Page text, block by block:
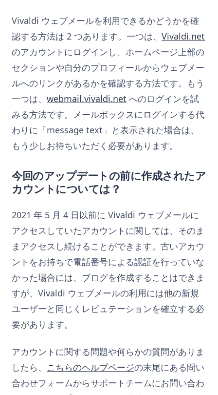
Vivaldi ウェブメールを利用できるかどうかを確
認する方法は 2 つあります。一つは、 Vivaldi.net
のアカウントにログインし、ホームページ上部の
セクションや自分のプロフィールからウェブメー
ルへのリンクがあるかを確認する方法です。もう
一つは、 webmail.vivaldi.net へのログインを試
みる方法です。メールボックスにログインする代
わりに「message text」と表示された場合は、
もう少しお待ちいただく必要があります。
今回のアップデートの前に作成されたア
カウントについては？
2021 年 5 月 4 日以前に Vivaldi ウェブメールに
アクセスしていたアカウントに関しては、そのま
まアクセスし続けることができます。古いアカウ
ントをお持ちで電話番号による認証を行っていな
かった場合には、ブログを作成することはできま
すが、Vivaldi ウェブメールの利用には他の新規
ユーザーと同じくレピュテーションを確立する必
要があります。
アカウントに関する問題や何らかの質問がありま
したら、 こちらのヘルプページの末尾にある問い
合わせフォームからサポートチームにお問い合わ